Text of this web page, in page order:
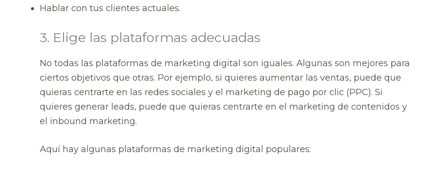
Hablar con tus clientes actuales.
3. Elige las plataformas adecuadas
No todas las plataformas de marketing digital son iguales. Algunas son mejores para
ciertos objetivos que otras. Por ejemplo, si quieres aumentar las ventas, puede que
quieras centrarte en las redes sociales y el marketing de pago por clic (PPC). Si
quieres generar leads, puede que quieras centrarte en el marketing de contenidos y
el inbound marketing.
Aquí hay algunas plataformas de marketing digital populares: